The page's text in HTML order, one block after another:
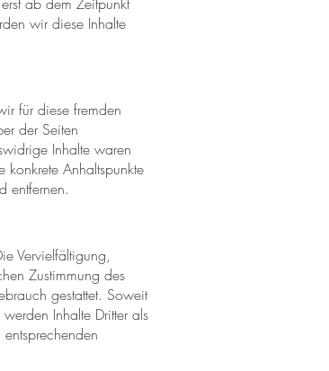
wir diese Inhalte
für diese fremden
der Seiten
Inhalte waren
Anhaltspunkte
entfernen.
Vervielfältigung,
Zustimmung des
gestattet. Soweit
Inhalte Dritter als